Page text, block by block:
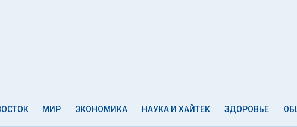
МИР ЭКОНОМИКА НАУКА И ХАЙТЕК ЗДОРОВЬЕ